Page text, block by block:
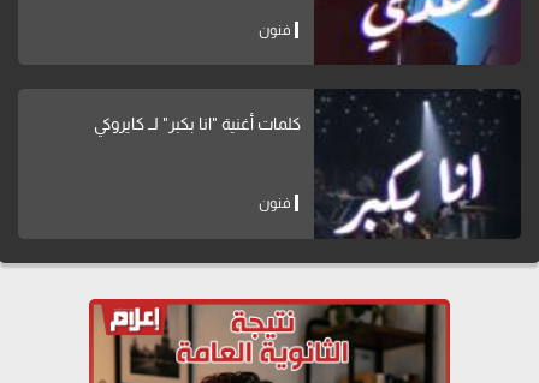
فنون
كلمات أغنية "انا بكبر" لــ كايروكي
فنون